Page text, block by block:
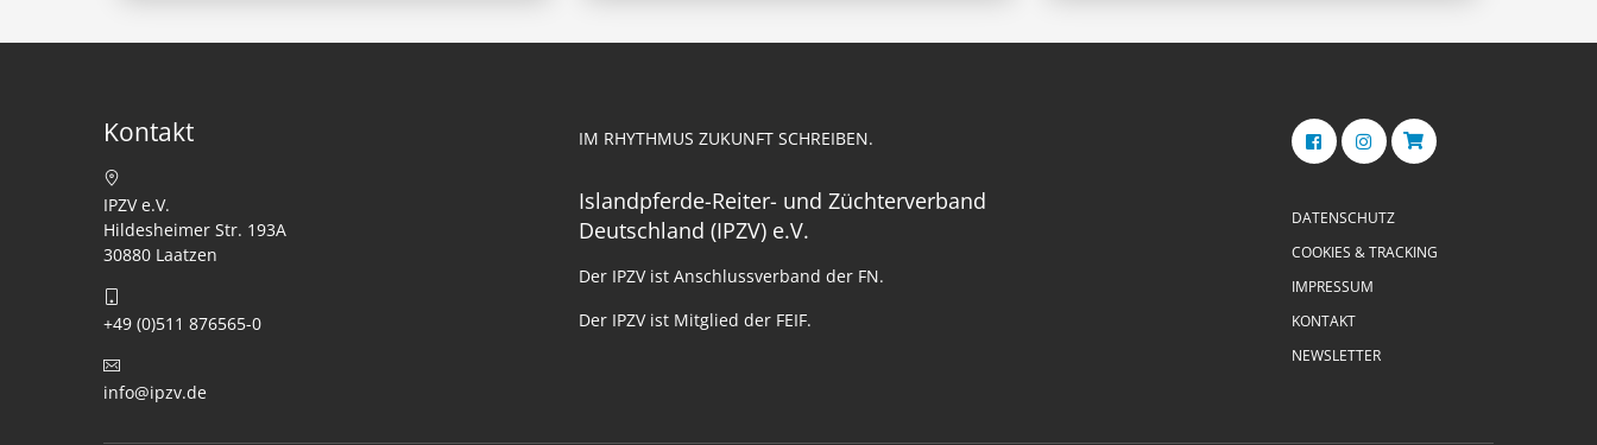
Kontakt
IPZV e.V.
Hildesheimer Str. 193A
30880 Laatzen
+49 (0)511 876565-0
info@ipzv.de
IM RHYTHMUS ZUKUNFT SCHREIBEN.
Islandpferde-Reiter- und Züchterverband
Deutschland (IPZV) e.V.
Der IPZV ist Anschlussverband der FN.
Der IPZV ist Mitglied der FEIF.
DATENSCHUTZ
COOKIES & TRACKING
IMPRESSUM
KONTAKT
NEWSLETTER